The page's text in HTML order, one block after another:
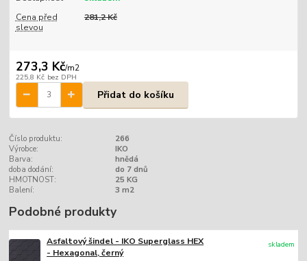
Cena před
slevou
281,2 Kč
273,3 Kč/m2
225,8 Kč bez DPH
Přidat do košíku
Číslo produktu:
266
Výrobce:
IKO
Barva:
hnědá
doba dodání:
do 7 dnů
HMOTNOST:
25 KG
Balení:
3 m2
Podobné produkty
Asfaltový šindel - IKO Superglass HEX
- Hexagonal, černý
skladem